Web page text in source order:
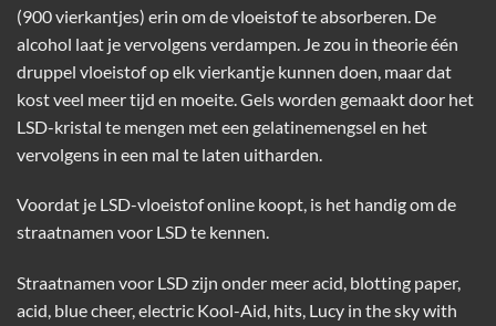
(900 vierkantjes) erin om de vloeistof te absorberen. De
alcohol laat je vervolgens verdampen. Je zou in theorie één
druppel vloeistof op elk vierkantje kunnen doen, maar dat
kost veel meer tijd en moeite. Gels worden gemaakt door het
LSD-kristal te mengen met een gelatinemengsel en het
vervolgens in een mal te laten uitharden.
Voordat je LSD-vloeistof online koopt, is het handig om de
straatnamen voor LSD te kennen.
Straatnamen voor LSD zijn onder meer acid, blotting paper,
acid, blue cheer, electric Kool-Aid, hits, Lucy in the sky with